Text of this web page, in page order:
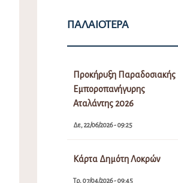
ΠΑΛΑΙΌΤΕΡΑ
Προκήρυξη Παραδοσιακής
Εμποροπανήγυρης
Αταλάντης 2026
Δε, 22/06/2026 - 09:25
Κάρτα Δημότη Λοκρών
Τρ, 07/04/2026 - 09:45